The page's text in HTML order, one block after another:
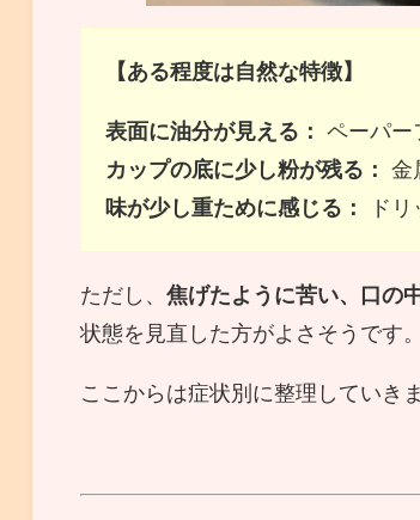
【ある程度は自然な特徴】
表面に油分が見える：
ペーパー
カップの底に少し粉が残る：
金
味が少し重ために感じる：
ド
ただし、 焦げたように苦い、口の
状態を見直した方がよさそうです。
ここからは症状別に整理していきま